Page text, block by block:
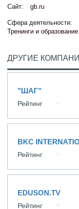
Сайт: gb.ru
Сфера деятельности:
Тренинги и образование.
ДРУГИЕ
"ШАГ"
Рейтинг
BKC
Рейтинг
EDUSON.TV
Рейтинг